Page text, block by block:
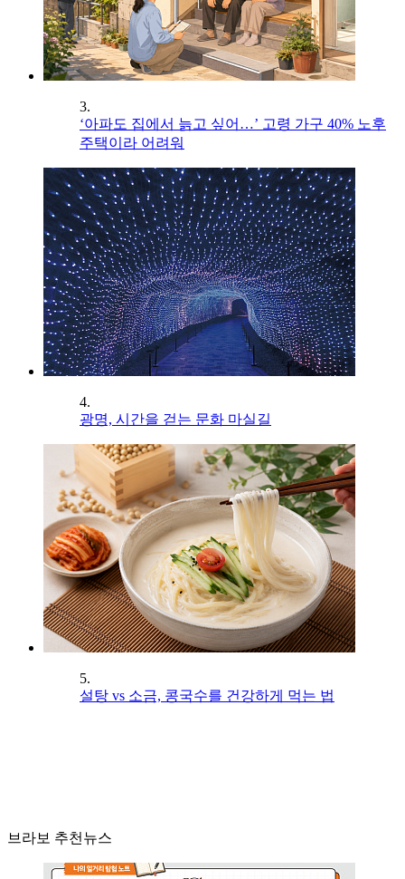
3.
‘아파도 집에서 늙고 싶어…’ 고령 가구 40% 노후
주택이라 어려워
4.
광명, 시간을 걷는 문화 마실길
5.
설탕 vs 소금, 콩국수를 건강하게 먹는 법
브라보 추천뉴스